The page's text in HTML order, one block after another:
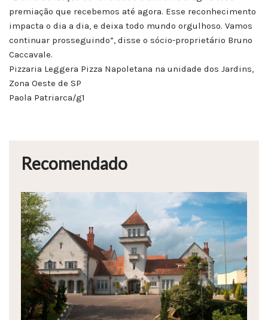
premiação que recebemos até agora. Esse reconhecimento
impacta o dia a dia, e deixa todo mundo orgulhoso. Vamos
continuar prosseguindo”, disse o sócio-proprietário Bruno
Caccavale.
Pizzaria Leggera Pizza Napoletana na unidade dos Jardins,
Zona Oeste de SP
Paola Patriarca/g1
Recomendado